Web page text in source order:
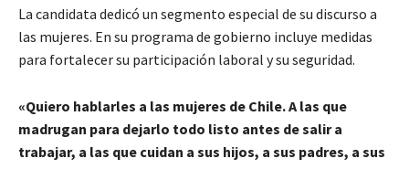
La candidata dedicó un segmento especial de su discurso a
las mujeres. En su programa de gobierno incluye medidas
para fortalecer su participación laboral y su seguridad.
«Quiero hablarles a las mujeres de Chile. A las que
madrugan para dejarlo todo listo antes de salir a
trabajar, a las que cuidan a sus hijos, a sus padres, a sus